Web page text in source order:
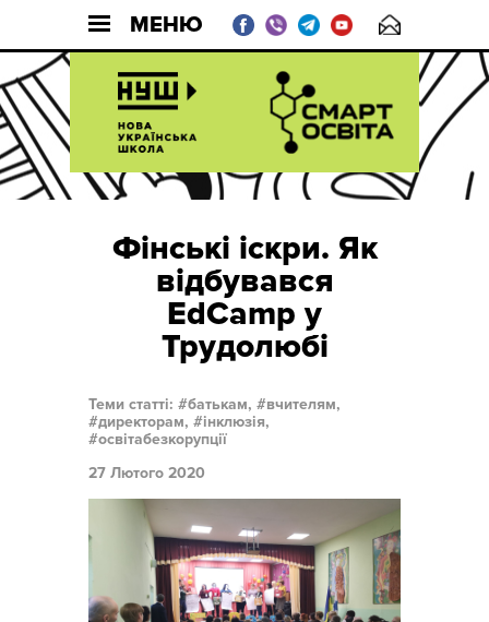
МЕНЮ
Фінські іскри. Як
відбувався
EdCamp у
Трудолюбі
Теми статті: батькам,
вчителям,
директорам,
інклюзія,
освітабезкорупції
27 Лютого 2020